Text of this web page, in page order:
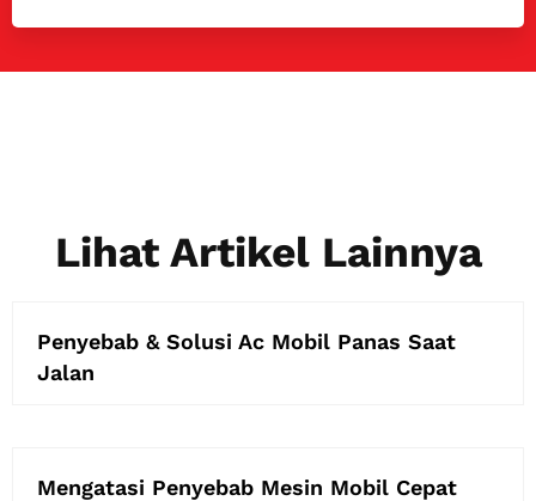
Lihat Artikel Lainnya
Penyebab & Solusi Ac Mobil Panas Saat
Jalan
Mengatasi Penyebab Mesin Mobil Cepat